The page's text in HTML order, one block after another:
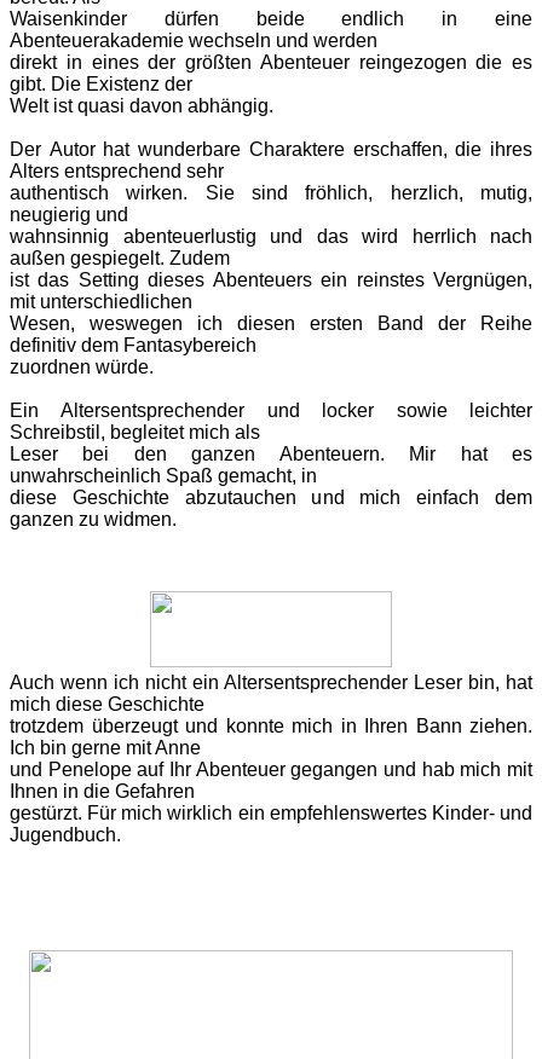
Waisenkinder dürfen beide endlich in eine
Abenteuerakademie wechseln und werden
direkt in eines der größten Abenteuer reingezogen die es
gibt. Die Existenz der
Welt ist quasi davon abhängig.
Der Autor hat wunderbare Charaktere erschaffen, die ihres
Alters entsprechend sehr
authentisch wirken. Sie sind fröhlich, herzlich, mutig,
neugierig und
wahnsinnig abenteuerlustig und das wird herrlich nach
außen gespiegelt. Zudem
ist das Setting dieses Abenteuers ein reinstes Vergnügen,
mit unterschiedlichen
Wesen, weswegen ich diesen ersten Band der Reihe
definitiv dem Fantasybereich
zuordnen würde.
EinAltersentsprechender und locker sowie leichter
Schreibstil, begleitet mich als
Leser bei den ganzen Abenteuern. Mir hat es
unwahrscheinlich Spaß gemacht, in
diese Geschichte abzutauchen und mich einfach dem
ganzen zu widmen.
Auch wenn ich nicht ein Altersentsprechender Leser bin, hat
mich diese Geschichte
trotzdem überzeugt und konnte mich in Ihren Bann ziehen.
Ich bin gerne mit Anne
und Penelope auf Ihr Abenteuer gegangen und hab mich mit
Ihnen in die Gefahren
gestürzt. Für mich wirklich ein empfehlenswertes Kinder- und
Jugendbuch.